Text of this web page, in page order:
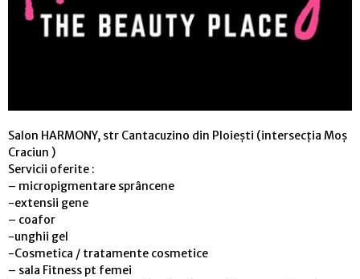
Salon HARMONY, str Cantacuzino din Ploiești (intersecția Moș
Craciun )
Servicii oferite :
– micropigmentare sprâncene
-extensii gene
– coafor
-unghii gel
-Cosmetica / tratamente cosmetice
– sala Fitness pt femei